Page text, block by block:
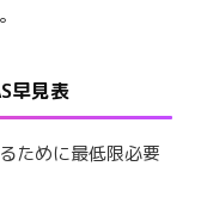
早見表
ために最低限必要